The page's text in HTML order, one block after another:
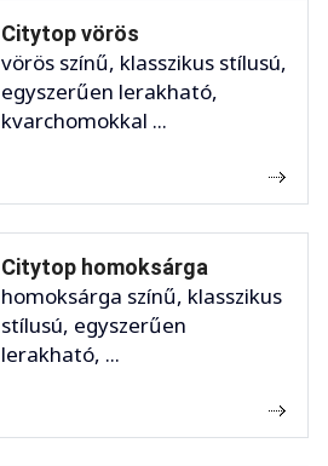
Citytop vörös
vörös színű, klasszikus stílusú,
egyszerűen lerakható,
kvarchomokkal ...
Citytop homoksárga
homoksárga színű, klasszikus
stílusú, egyszerűen
lerakható, ...